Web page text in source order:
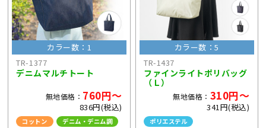
カラー数：1
TR-1377
デニムマルチトート
無地価格： 760円～
836円(税込)
コットン
デニム・デニム調
カラー数：5
TR-1437
ファインライトポリバッグ
（Ｌ）
無地価格： 310円～
341円(税込)
ポリエステル